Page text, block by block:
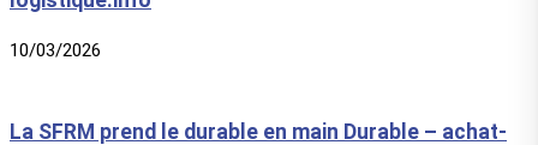
10/03/2026
La SFRM prend le durable en main Durable – achat-